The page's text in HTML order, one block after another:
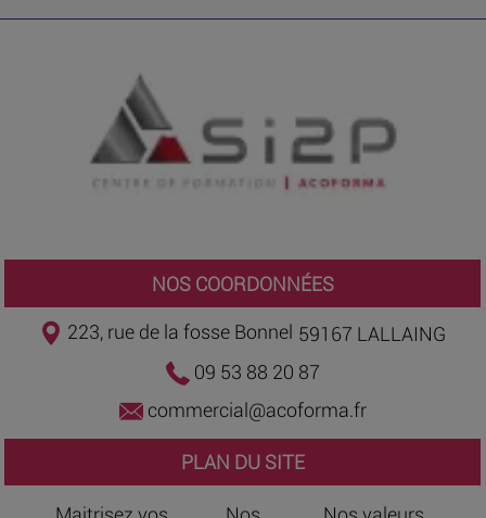
NOS COORDONNÉES
223, rue de la fosse Bonnel 59167 LALLAING
09 53 88 20 87
commercial@acoforma.fr
PLAN DU SITE